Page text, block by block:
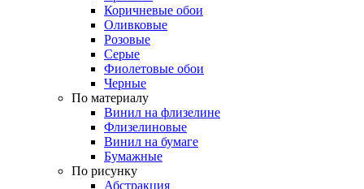
Коричневые обои
Оливковые
Розовые
Серые
Фиолетовые обои
Черные
По материалу
Винил на флизелине
Флизелиновые
Винил на бумаге
Бумажные
По рисунку
Абстракция